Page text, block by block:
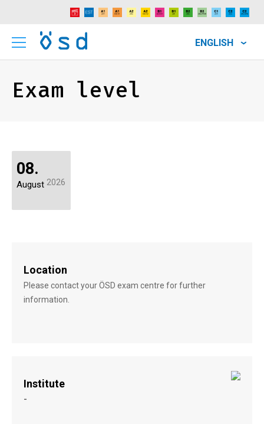
ENGLISH
Exam level
08.
August 2026
Location
Please contact your ÖSD exam centre for further
information.
Institute
-